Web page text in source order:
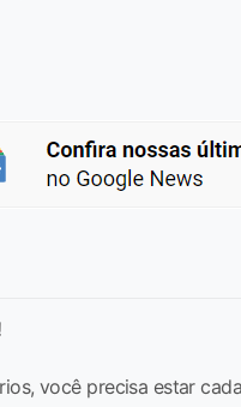
você precisa estar